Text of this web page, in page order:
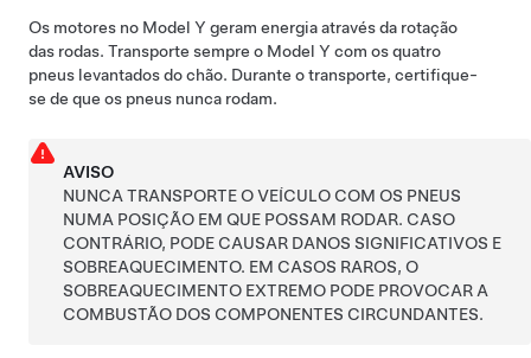
Os motores no Model Y geram energia através da rotação
das rodas. Transporte sempre o Model Y com os quatro
pneus levantados do chão. Durante o transporte, certifique-
se de que os pneus nunca rodam.
AVISO
NUNCA TRANSPORTE O VEÍCULO COM OS PNEUS
NUMA POSIÇÃO EM QUE POSSAM RODAR. CASO
CONTRÁRIO, PODE CAUSAR DANOS SIGNIFICATIVOS E
SOBREAQUECIMENTO. EM CASOS RAROS, O
SOBREAQUECIMENTO EXTREMO PODE PROVOCAR A
COMBUSTÃO DOS COMPONENTES CIRCUNDANTES.